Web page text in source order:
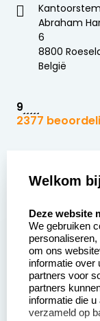
Abraham
6
8800
België
9
2377
Aanvraag op
Betaling &
Verzending
worden
Welkom
Deze website
We gebruiken
om ons
informatie over
partners voor
partners
informatie die
verzameld op